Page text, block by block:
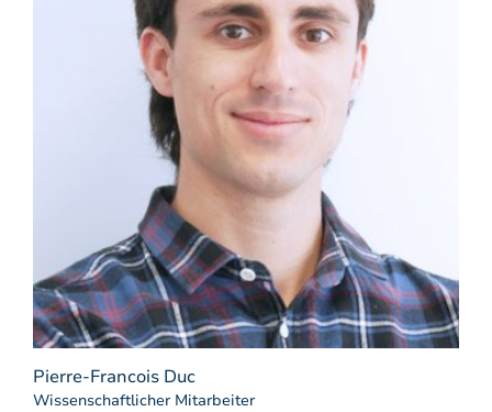
Pierre-Francois Duc
Wissenschaftlicher Mitarbeiter